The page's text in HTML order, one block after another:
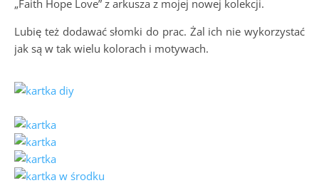
„Faith Hope Love” z arkusza z mojej nowej kolekcji.
Lubię też dodawać słomki do prac. Żal ich nie wykorzystać
jak są w tak wielu kolorach i motywach.